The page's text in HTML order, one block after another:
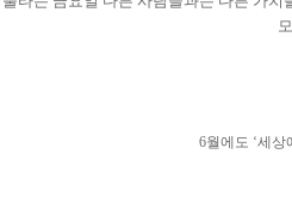
6월에도 ‘세상